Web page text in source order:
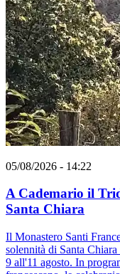
05/08/2026 - 14:22
A Cademario il
Santa Chiara
Il Monastero Santi
solennità di Santa
9 all'11 agosto. In